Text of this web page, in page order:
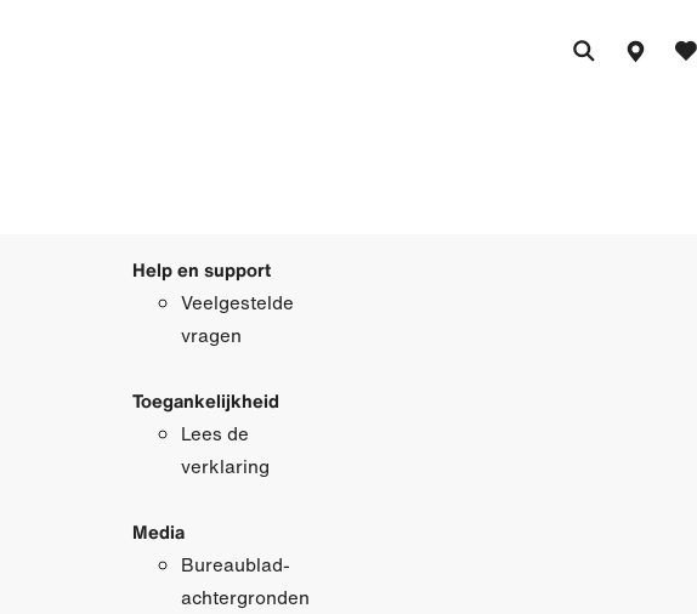
Help en support
Veelgestelde
vragen
Toegankelijkheid
Lees de
verklaring
Media
Bureaublad­
achtergronden